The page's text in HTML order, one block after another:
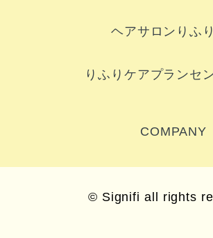
ヘアサロンりふり
りふりケアプランセ
COMPANY
© Signifi all rights